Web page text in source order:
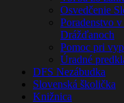
Osvedčenie
Poradenstvo
Drážďanoch
Pomoc pri
Úradné
DFS Nezábudka
Slovenská školička
Knižnica